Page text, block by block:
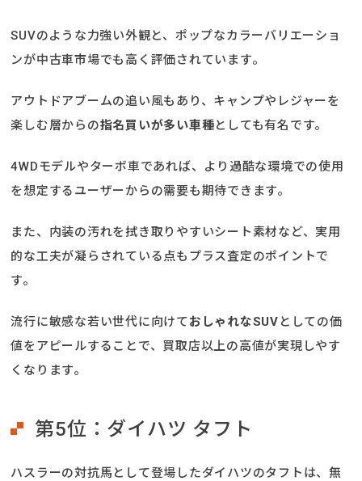
SUVのような力強い外観と、ポップなカラーバリエーショ
ンが中古車市場でも高く評価されています。
アウトドアブームの追い風もあり、キャンプやレジャーを
楽しむ層からの指名買いが多い車種としても有名です。
4WDモデルやターボ車であれば、より過酷な環境での使用
を想定するユーザーからの需要も期待できます。
また、内装の汚れを拭き取りやすいシート素材など、実用
的な工夫が凝らされている点もプラス査定のポイントで
す。
流行に敏感な若い世代に向けておしゃれなSUV としての価
値をアピールすることで、買取店以上の高値が実現しやす
くなります。
第5位：ダイハツ タフト
ハスラーの対抗馬として登場したダイハツのタフトは、無